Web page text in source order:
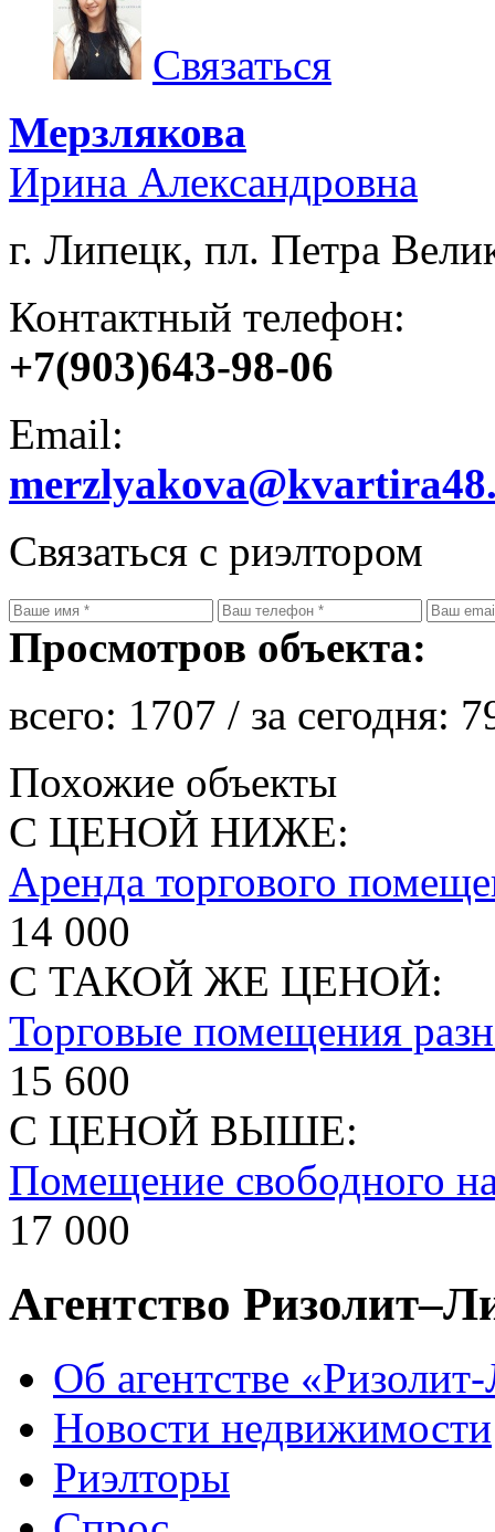
Связаться
Мерзлякова
Ирина Александровна
г. Липецк, пл. Петра
Контактный телефон:
+7(903)643-98-06
Email:
Связаться с риэлтором
Просмотров объекта:
всего: 1707 / за сегодня:
Похожие объекты
С ЦЕНОЙ НИЖЕ:
Аренда торгового
14 000
С ТАКОЙ ЖЕ ЦЕНОЙ:
Торговые помещения
15 600
С ЦЕНОЙ ВЫШЕ:
Помещение свободного
17 000
Агентство
Об агентстве
Новости недвижимости
Риэлторы